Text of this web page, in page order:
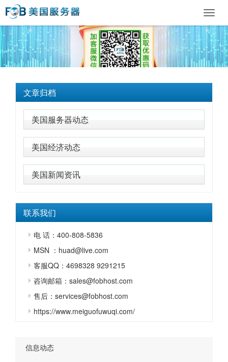
文章归档
美国服务器动态
美国经济动态
美国新闻资讯
联系我们
电 话：400-808-5836
MSN ：huad@live.com
客服QQ：4698328 9291215
咨询邮箱：sales@fobhost.com
售后：services@fobhost.com
https://www.meiguofuwuqi.com/
信息动态